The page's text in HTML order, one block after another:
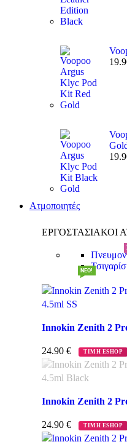
Ατμοποιητές
ΕΡΓΟΣΤΑΣΙΑΚΟΙ
Innokin Zenith 2
24.90 € ΤΙΜΗ ESHOP
Innokin Zenith 2
24.90 € ΤΙΜΗ ESHOP
NEW!
NEO!